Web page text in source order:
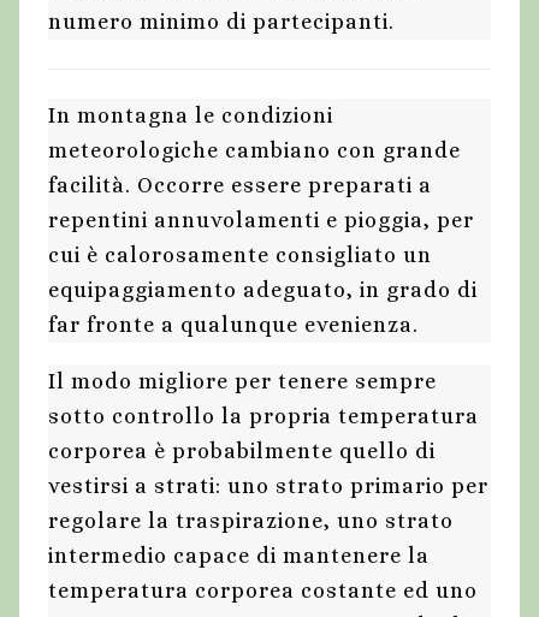
numero minimo di partecipanti.
In montagna le condizioni
meteorologiche cambiano con grande
facilità. Occorre essere preparati a
repentini annuvolamenti e pioggia, per
cui è calorosamente consigliato un
equipaggiamento adeguato, in grado di
far fronte a qualunque evenienza.
Il modo migliore per tenere sempre
sotto controllo la propria temperatura
corporea è probabilmente quello di
vestirsi a strati: uno strato primario per
regolare la traspirazione, uno strato
intermedio capace di mantenere la
temperatura corporea costante ed uno